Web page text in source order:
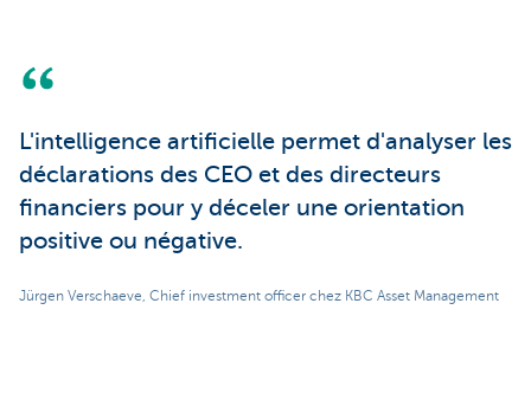
L'intelligence artificielle permet d'analyser les
déclarations des CEO et des directeurs
financiers pour y déceler une orientation
positive ou négative.
Jürgen Verschaeve, Chief investment officer chez KBC Asset Management